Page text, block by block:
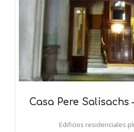
Casa Pere Salisachs
Edificios residenciales